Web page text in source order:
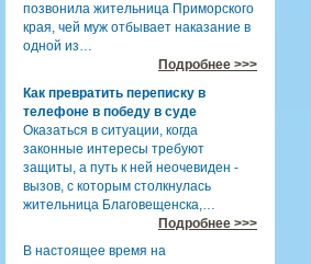
позвонила жительница Приморского
края, чей муж отбывает наказание в
одной из…
Подробнее >>>
Как превратить переписку в
телефоне в победу в суде
Оказаться в ситуации, когда
законные интересы требуют
защиты, а путь к ней неочевиден -
вызов, с которым столкнулась
жительница Благовещенска,…
Подробнее >>>
В настоящее время на